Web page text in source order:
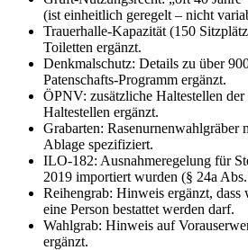
(ist einheitlich geregelt – nicht
Trauerhalle-Kapazität (150
Toiletten ergänzt.
Denkmalschutz: Details zu über
Patenschafts-Programm ergänzt.
ÖPNV: zusätzliche Haltestellen
Haltestellen ergänzt.
Grabarten: Rasenurnenwahlgräber
Ablage spezifiziert.
ILO-182: Ausnahmeregelung für
2019 importiert wurden (§ 24a
Reihengrab: Hinweis ergänzt,
eine Person bestattet werden darf.
Wahlgrab: Hinweis auf
ergänzt.